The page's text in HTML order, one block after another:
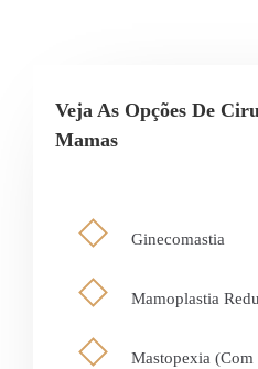
Veja As Opções De
Mamas
Ginecomastia
Mamoplastia
Mastopexia (Com